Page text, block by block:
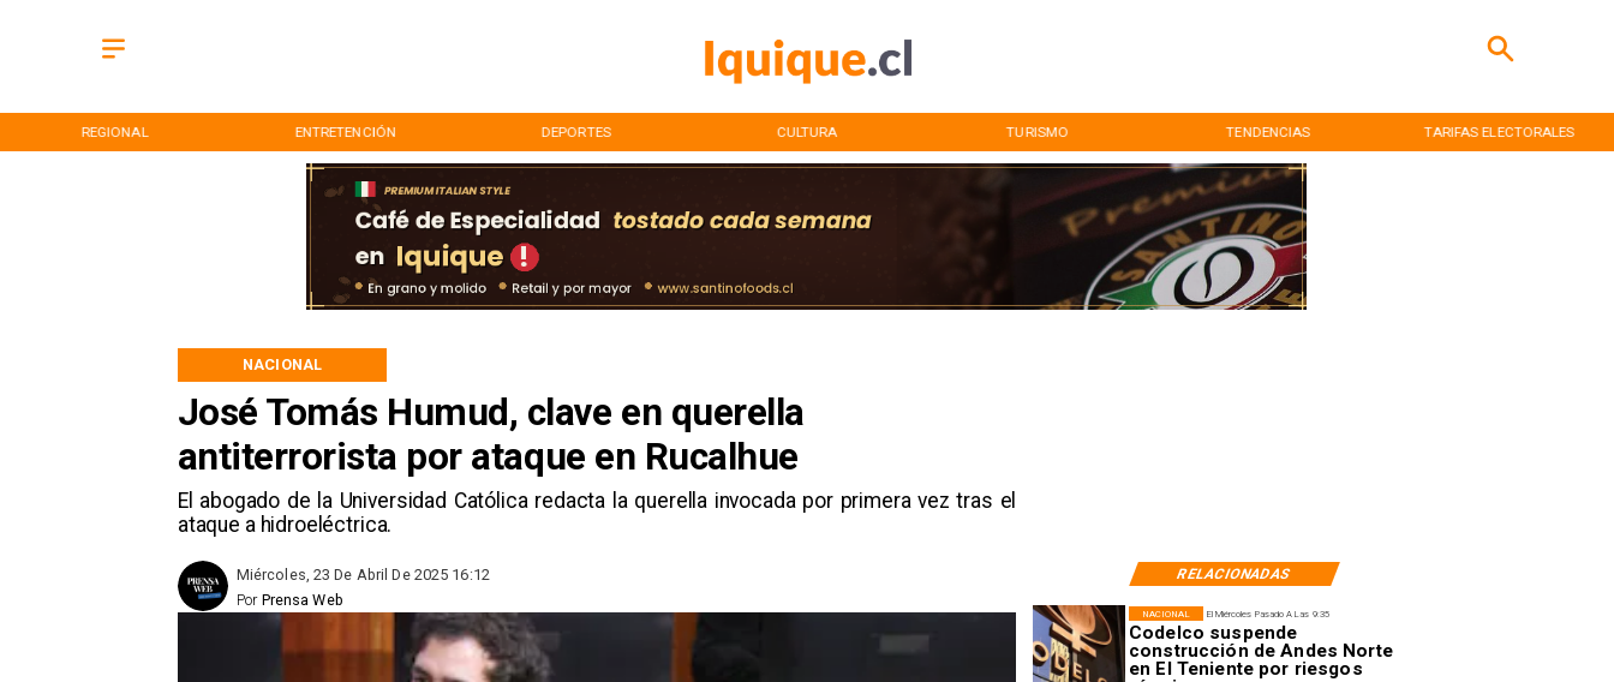
REGIONAL ENTRETENCIÓN DEPORTES CULTURA TURISMO TENDENCIAS TARIFAS ELECTORALES
José Tomás Humud, clave en querella
antiterrorista por ataque en Rucalhue
El abogado de la Universidad Católica redacta la querella invocada por primera vez tras el
ataque a hidroeléctrica.
NACIONAL
RELACIONADAS
Miércoles, 23 De Abril De 2025 16:12
Prensa Web
Por
El Miércoles Pasado A Las 9:35
Codelco suspende
construcción de Andes Norte
en El Teniente por riesgos
NACIONAL